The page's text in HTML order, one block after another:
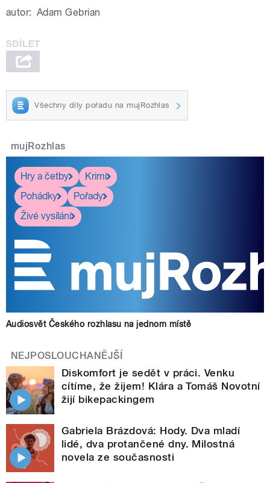
autor: Adam Gebrian
Všechny díly pořadu na mujRozhlas
mujRozhlas
Hry a četby
Krimi
Pohádky
Pořady
Živé vysílání
Audiosvět Českého rozhlasu na jednom místě
NEJPOSLOUCHANĚJŠÍ
Diskomfort je sedět v práci. Venku
cítíme, že žijem! Klára a Tomáš Novotní
žijí bikepackingem
Gabriela Brázdová: Hody. Dva mladí
lidé, dva protančené dny. Milostná
novela ze současnosti